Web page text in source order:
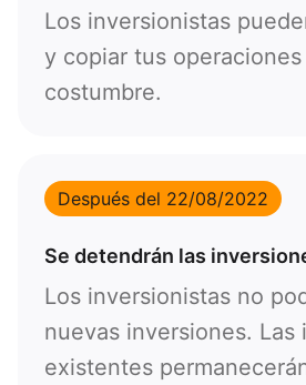
Los inversionistas
y copiar tus
costumbre.
Después del 22/08/2022
Se detendrán las
Los inversionistas no
nuevas inversiones. Las
existentes
Callback